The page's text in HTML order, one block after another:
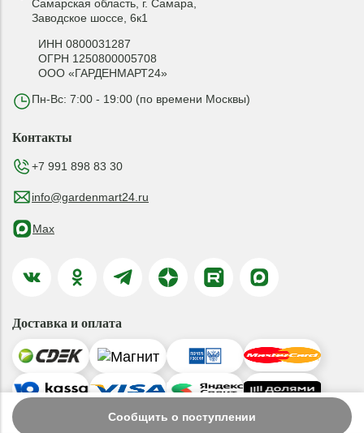
Сообщить о поступлении
Самарская область, г. Самара,
Заводское шоссе, 6к1
ИНН 0800031287
ОГРН 1250800005708
ООО «ГАРДЕНМАРТ24»
Пн-Вс: 7:00 - 19:00 (по времени Москвы)
Контакты
+7 991 898 83 30
info@gardenmart24.ru
Max
Доставка и оплата
© 2019-2026 ООО «ГАРДЕНМАРТ24»